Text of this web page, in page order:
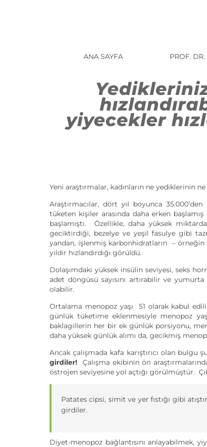
ANA SAYFA PROF.
yiyecekler
Yeni araştırmalar, kadınların ne yediklerinin
Araştırmacılar, dört yıl boyunca
tüketen kişiler arasında daha erken
başlamıştı. Özellikle, daha yüksek
geciktirdiği, bezelye ve yeşil fasulye gibi
yandan, işlenmiş karbonhidratların – örneğin
yıldır hızlandırdığı görüldü.
Dolaşımdaki yüksek insülin seviyesi, seks
adet döngüsü sayısını artırabilir ve
olabilir.
Ortalama menopoz yaşı 51 olarak kabul
günlük tüketime eklenmesiyle menopoz
baklagillerin her bir ek günlük porsiyonu,
daha yüksek günlük alımı da, gecikmiş
Ancak çalışmada kafa karıştırıcı olan bulgu
girdiler! Çalışma ekibinin ön
östrojen seviyesine yol açtığı görülmüştür.
Patates cipsi, simit ve yer fıstığı gibi
girdiler.
Diyet-menopoz bağlantısını anlayabilmek,